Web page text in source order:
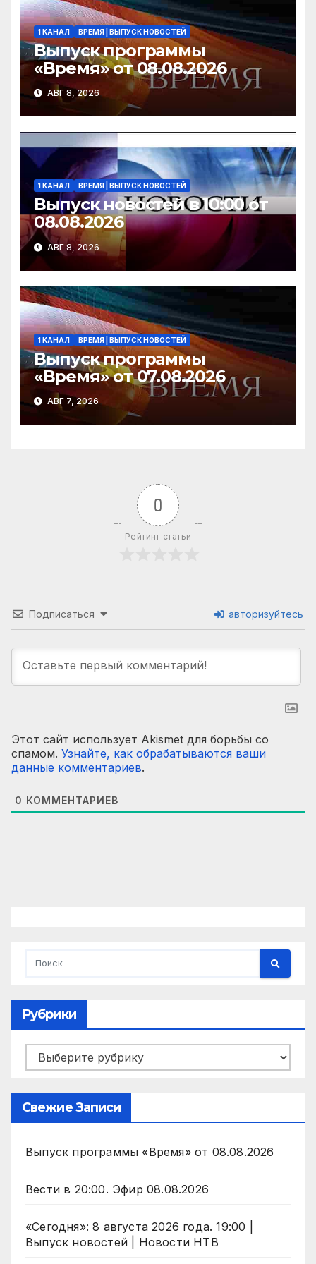
1 КАНАЛ ВРЕМЯ | ВЫПУСК НОВОСТЕЙ
Выпуск программы
«Время» от 08.08.2026
АВГ 8, 2026
1 КАНАЛ ВРЕМЯ | ВЫПУСК НОВОСТЕЙ
Выпуск новостей в 10:00 от
08.08.2026
АВГ 8, 2026
1 КАНАЛ ВРЕМЯ | ВЫПУСК НОВОСТЕЙ
Выпуск программы
«Время» от 07.08.2026
АВГ 7, 2026
0
Рейтинг статьи
Подписаться авторизуйтесь
Этот сайт использует Akismet для борьбы со
спамом. Узнайте, как обрабатываются ваши
данные комментариев.
0 КОММЕНТАРИЕВ
Рубрики
Рубрики
Свежие Записи
Выпуск программы «Время» от 08.08.2026
Вести в 20:00. Эфир 08.08.2026
«Сегодня»: 8 августа 2026 года. 19:00 |
Выпуск новостей | Новости НТВ